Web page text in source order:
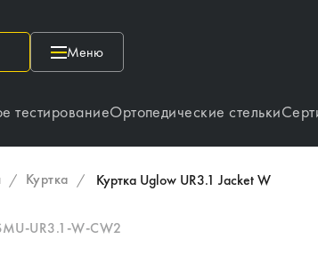
Меню
тестированиеОртопедические стельки
/ Куртка / Куртка Uglow UR3.1 Jacket W
UR3.1-W-CW2